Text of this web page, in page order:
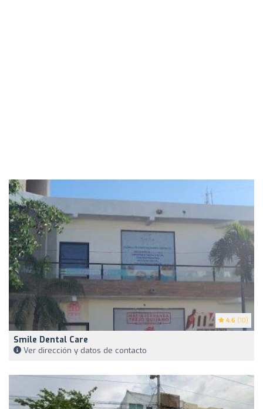
4.6 (10)
Smile Dental Care
Ver dirección y datos de contacto